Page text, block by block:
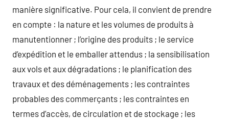
manière significative. Pour cela, il convient de prendre
en compte : la nature et les volumes de produits à
manutentionner ; l’origine des produits ; le service
d’expédition et le emballer attendus ; la sensibilisation
aux vols et aux dégradations ; le planification des
travaux et des déménagements ; les contraintes
probables des commerçants ; les contraintes en
termes d’accès, de circulation et de stockage ; les